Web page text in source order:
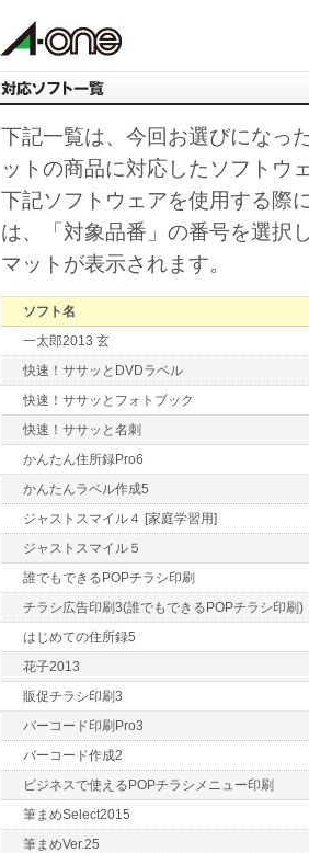
下記一覧は、今回お選びになっ
ットの商品に対応したソフトウ
下記ソフトウェアを使用する際
は、「対象品番」の番号を選択
マットが表示されます。
ソフト名
一太郎2013 玄
快速！ササッとDVDラベル
快速！ササッとフォトブック
快速！ササッと名刺
かんたん住所録Pro6
かんたんラベル作成5
ジャストスマイル４ [家庭学習用]
ジャストスマイル５
誰でもできるPOPチラシ印刷
チラシ広告印刷3(誰でもできるPOPチラシ印刷)
はじめての住所録5
花子2013
販促チラシ印刷3
バーコード印刷Pro3
バーコード作成2
ビジネスで使えるPOPチラシメニュー印刷
筆まめSelect2015
筆まめVer.25